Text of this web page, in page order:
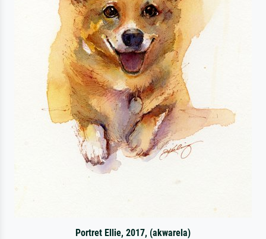
Portret Ellie, 2017, (akwarela)